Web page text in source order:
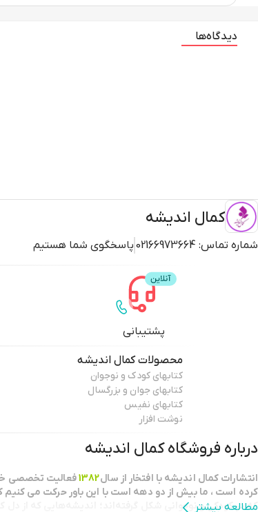
دیدگاه‌ها
کمال اندیشه
شماره تماس: 02166973664 پاسخگوی شما هستیم
پشتیبانی
محصولاتکمال اندیشه
کتابهای کودک و نوجوان
کتابهای جوان و بزرگسال
کتابهای نفیس
نوشت افزار
درباره فروشگاهکمال اندیشه
انتشارات كمال انديشه با افتخار از سال1382فعاليت تخصصي
كرده است ، ما بيش از دو دهه است با اين باور حركت مي كنيم
كه در كودكي و نوجواني شكل گرفته‌اند؛ اندیشه‌هایی که از دل
مطالعه بیشتر